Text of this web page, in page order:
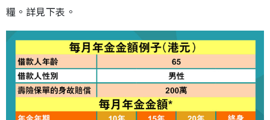
糧。詳見下表。